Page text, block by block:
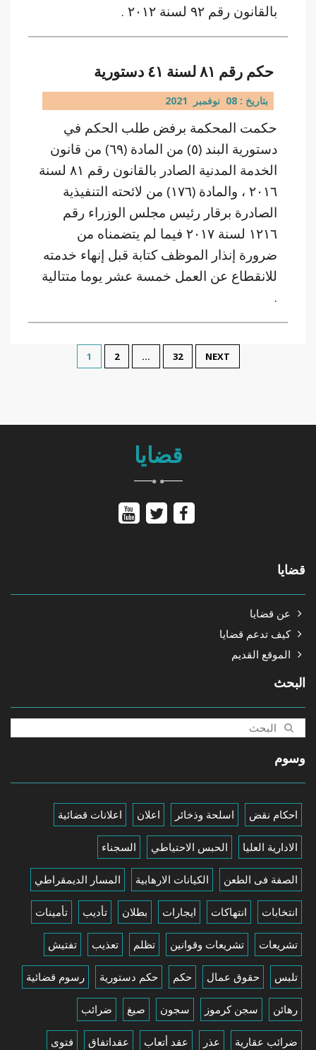
بالقانون رقم ٩٢ لسنة ٢٠١٢ .
حكم رقم ٨١ لسنة ٤١ دستورية
بتاريخ : 08 نوفمبر 2021
حكمت المحكمة برفض طلب الحكم في
دستورية البند (٥) من المادة (٦٩) من قانون
الخدمة المدنية الصادر بالقانون رقم ٨١ لسنة
٢٠١٦ ، والمادة (١٧٦) من لائحته التنفيذية
الصادرة برقار رئيس مجلس الوزراء رقم
١٢١٦ لسنة ٢٠١٧ فيما لم يتضمناه من
ضرورة إنذار الموظف كتابة قبل إنهاء خدمته
للانقطاع عن العمل خمسة عشر يوما متتالية
.
1 2 … 32 NEXT
قضايا
قضايا
عن قضايا
كيف تدعم قضايا
الموقع القديم
البحث
وسوم
احكام نقض اسلحة وذخائر اعلان اعلانات قضائية
الادارية العليا الحبس الاحتياطي السجناء
الصفة فى الطعن الكيانات الارهابية المسار الديمقراطي
انتخابات انتهاكات ايجارات بطلان تأديب تأمينات
تشريعات تشريعات وقوانين تظلم تعذيب تفتيش
تلبس حقوق عمال حكم حكم دستورية رسوم قضائية
رهائن سجن كرموز سجون صيغ ضرائب
ضرائب عقارية عذر عقد أتعاب عقداتفاق فتوى